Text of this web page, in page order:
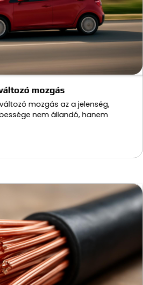
mozgás
mozgás az a jelenség,
nem állandó, hanem